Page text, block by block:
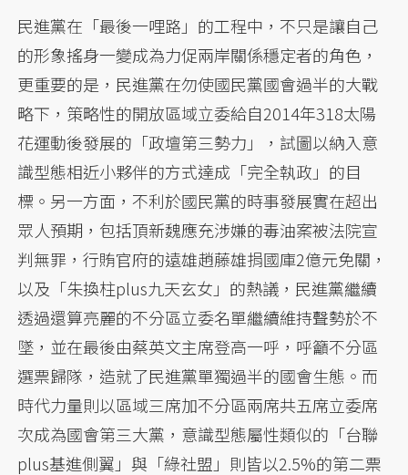
民進黨在「最後一哩路」的工程中，不只是讓自己
的形象搖身一變成為力促兩岸關係穩定者的角色，
更重要的是，民進黨在勿使國民黨國會過半的大戰
略下，策略性的開放區域立委給自2014年318太陽
花運動後發展的「政壇第三勢力」，試圖以納入意
識型態相近小夥伴的方式達成「完全執政」的目
標。另一方面，不利於國民黨的時事發展實在超出
眾人預期，包括頂新魏應充涉嫌的毒油案被法院宣
判無罪，行賄官府的遠雄趙藤雄捐國庫2億元免關，
以及「朱換柱plus九天玄女」的熱議，民進黨繼續
透過還算亮麗的不分區立委名單繼續維持聲勢於不
墜，並在最後由蔡英文主席登高一呼，呼籲不分區
選票歸隊，造就了民進黨單獨過半的國會生態。而
時代力量則以區域三席加不分區兩席共五席立委席
次成為國會第三大黨，意識型態屬性類似的「台聯
plus基進側翼」與「綠社盟」則皆以2.5%的第二票